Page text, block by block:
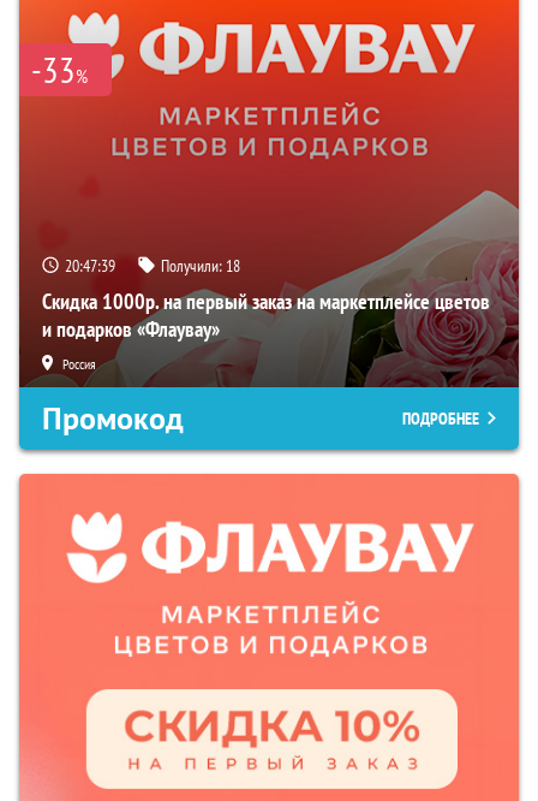
-33%
20:47:38 Получили: 18
Скидка 1000р. на первый заказ на маркетплейсе цветов
и подарков «Флаувау»
Россия
Промокод ПОДРОБНЕЕ